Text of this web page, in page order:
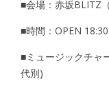
■会場：赤坂BLITZ
■時間：OPEN
■ミュージックチャ
代別)